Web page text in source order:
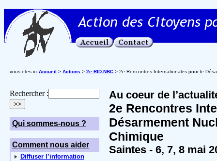
vous etes ici Accueil > Actions > 2e RID-NBC > 2e Rencontres Internationales pour le
Rechercher :
Qui sommes-nous ?
Comment nous aider
Diffuser l’information
Au coeur de
2e Rencontres
Désarmement
Chimique
Saintes - 6, 7, 8 mai